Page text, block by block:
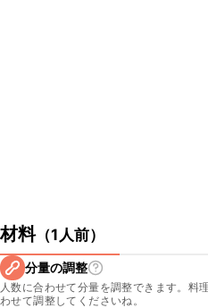
材料（1人前）
分量の調整
人数に合わせて分量を調整できます。料
わせて調整してくださいね。